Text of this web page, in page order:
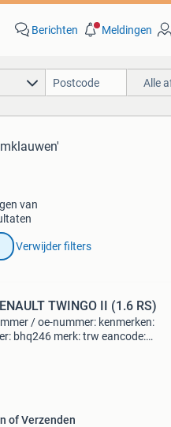
Berichten Meldingen
Alle
van
Verwijder filters
TWINGO II (1.6 RS)
/ oe-nummer: kenmerken:
bhq246 merk: trw eancode:
of Verzenden